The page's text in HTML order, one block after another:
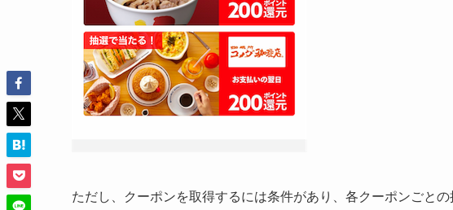
ただし、クーポンを取得するには条件があり、各クーポンごと